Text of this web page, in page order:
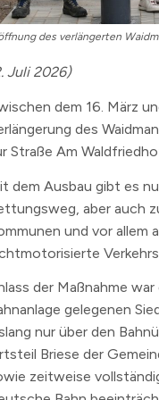
des verlängerten
Juli 2026)
dem 16. März
des
Straße Am
dem Ausbau gibt es
aber auch
und vor allem
der Maßnahme
gelegenen
nur über den
Briese der
zeitweise